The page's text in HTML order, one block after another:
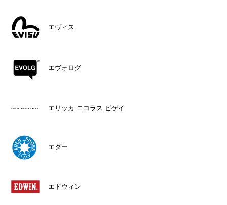
エヴィス
エヴォログ
エリッカ ニコラス ビゲイ
エダー
エドウィン